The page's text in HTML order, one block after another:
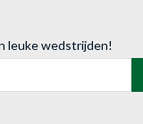
leuke wedstrijden!